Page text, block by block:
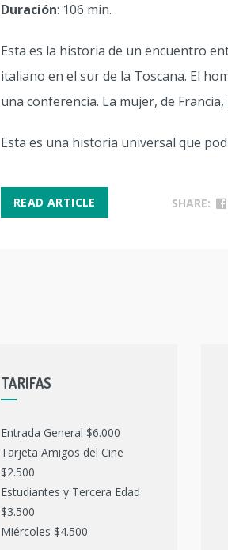
Duración: 106 min.
Esta es la historia de un encuentro
italiano en el sur de la Toscana. El
una conferencia. La mujer, de
Esta es una historia universal que
READ ARTICLE SHARE:
TARIFAS
Entrada General $6.000
Tarjeta Amigos del Cine
$2.500
Estudiantes y Tercera Edad
$3.500
Miércoles $4.500